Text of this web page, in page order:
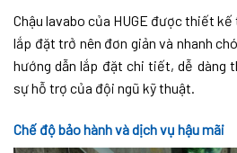
Chậu lavabo của HUGE được thiết
lắp đặt trở nên đơn giản và nhanh
hướng dẫn lắp đặt chi tiết, dễ dàng
sự hỗ trợ của đội ngũ kỹ thuật.
Chế độ bảo hành và dịch vụ hậu mãi